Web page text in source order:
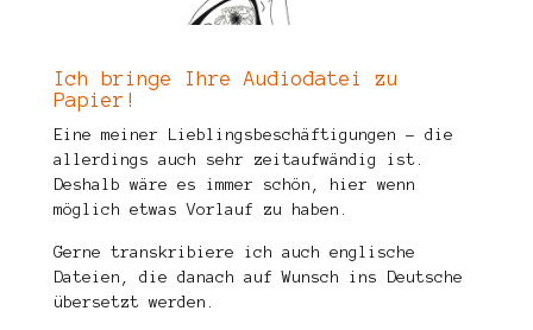
Ich bringe Ihre Audiodatei zu
Papier!
Eine meiner Lieblingsbeschäftigungen – die
allerdings auch sehr zeitaufwändig ist.
Deshalb wäre es immer schön, hier wenn
möglich etwas Vorlauf zu haben.
Gerne transkribiere ich auch englische
Dateien, die danach auf Wunsch ins Deutsche
übersetzt werden.